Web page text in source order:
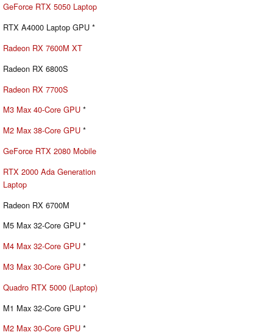
GeForce RTX 5050 Laptop
RTX A4000 Laptop GPU *
Radeon RX 7600M XT
Radeon RX 6800S
Radeon RX 7700S
M3 Max 40-Core GPU *
M2 Max 38-Core GPU *
GeForce RTX 2080 Mobile
RTX 2000 Ada Generation
Laptop
Radeon RX 6700M
M5 Max 32-Core GPU *
M4 Max 32-Core GPU *
M3 Max 30-Core GPU *
Quadro RTX 5000 (Laptop)
M1 Max 32-Core GPU *
M2 Max 30-Core GPU *